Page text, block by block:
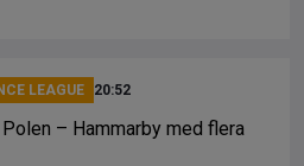
LEAGUE 20:52
– Hammarby med flera